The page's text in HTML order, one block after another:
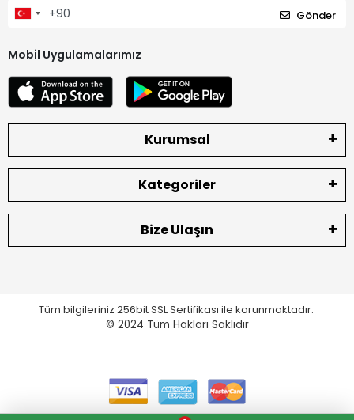
Gönder
Mobil Uygulamalarımız
Kurumsal
Kategoriler
Bize Ulaşın
Tüm bilgileriniz 256bit SSL Sertifikası ile korunmaktadır.
© 2024 Tüm Hakları Saklıdır